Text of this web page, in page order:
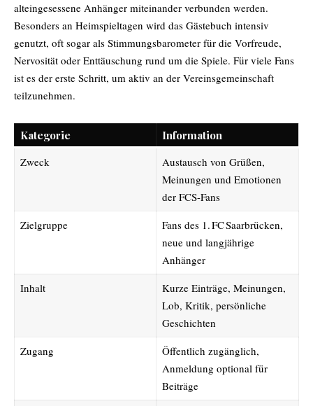
alteingesessene Anhänger miteinander verbunden werden.
Besonders an Heimspieltagen wird das Gästebuch intensiv
genutzt, oft sogar als Stimmungsbarometer für die Vorfreude,
Nervosität oder Enttäuschung rund um die Spiele. Für viele Fans
ist es der erste Schritt, um aktiv an der Vereinsgemeinschaft
teilzunehmen.
Kategorie
Information
Zweck
Austausch von Grüßen,
Meinungen und Emotionen
der FCS-Fans
Zielgruppe
Fans des 1. FC Saarbrücken,
neue und langjährige
Anhänger
Inhalt
Kurze Einträge, Meinungen,
Lob, Kritik, persönliche
Geschichten
Zugang
Öffentlich zugänglich,
Anmeldung optional für
Beiträge